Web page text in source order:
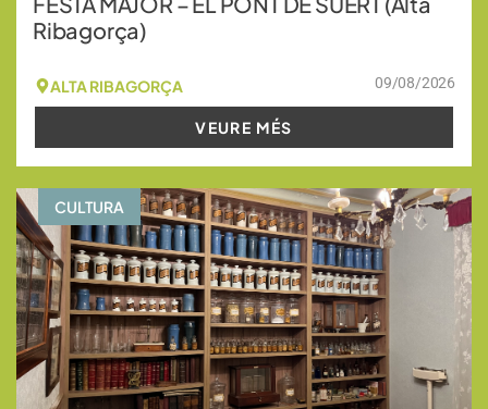
Ribagorça)
ALTA RIBAGORÇA 09/08/2026
VEURE MÉS
CULTURA